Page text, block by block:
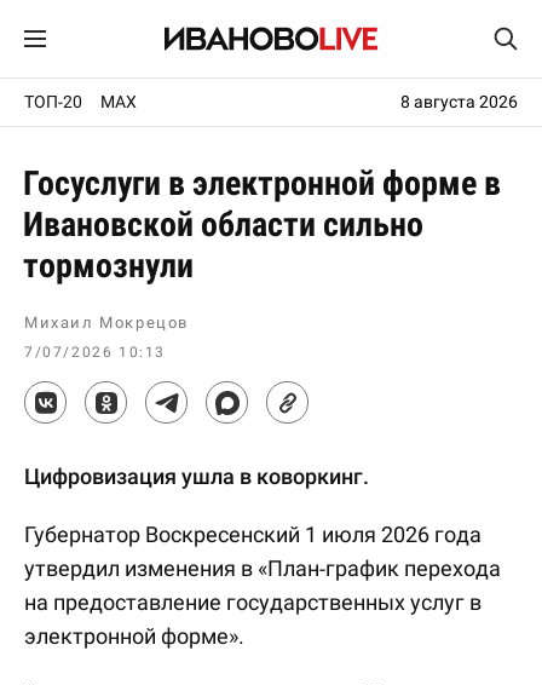
ТОП-20 MAX 8 августа 2026
Госуслуги в электронной форме в
Ивановской области сильно
тормознули
Михаил Мокрецов
7/07/2026 10:13
Цифровизация ушла в коворкинг.
Губернатор Воскресенский 1 июля 2026 года
утвердил изменения в «План-график перехода
на предоставление государственных услуг в
электронной форме».